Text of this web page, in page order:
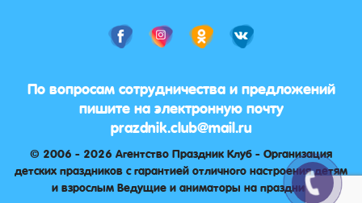
По вопросам сотрудничества и предложений
пишите на электронную почту
prazdnik.club@mail.ru
© 2006 - 2026 Агентство Праздник Клуб - Организация
детских праздников с гарантией отличного настроения детям
и взрослым Ведущие и аниматоры на праздник